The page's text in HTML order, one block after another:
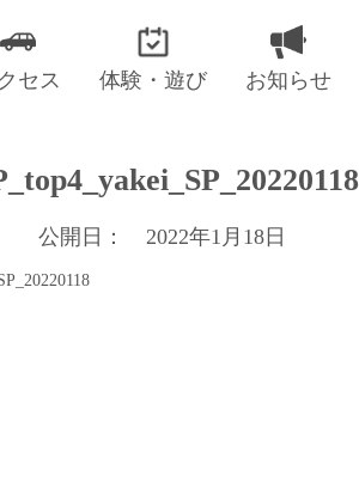
セス 体験・遊び お知らせ
公開日： 2022年1月18日